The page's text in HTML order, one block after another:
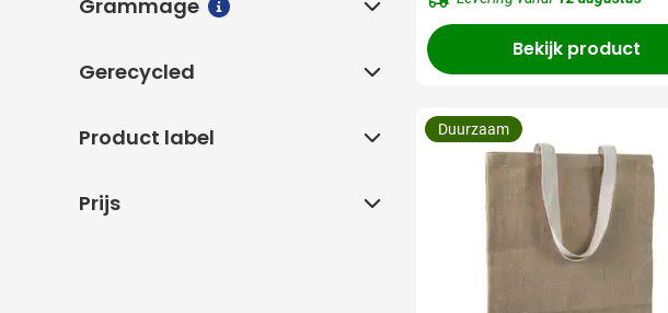
Grammage
Grammage Meer informatie over filter Grammage:
Gerecycled
Gerecycled
Product label
Product label
Prijs
Prijs
Bekijk product
Duurzaam